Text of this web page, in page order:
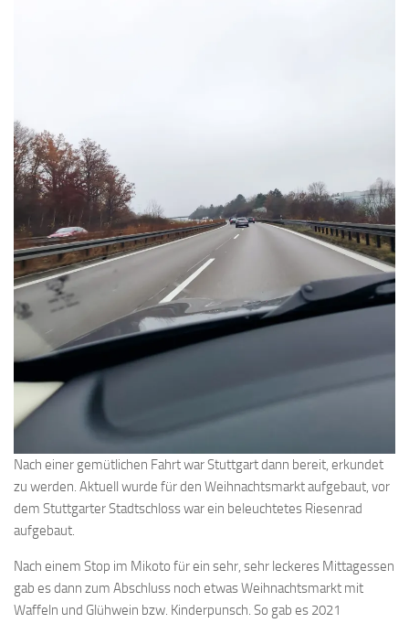
Nach einer gemütlichen Fahrt war Stuttgart dann bereit, erkundet
zu werden. Aktuell wurde für den Weihnachtsmarkt aufgebaut, vor
dem Stuttgarter Stadtschloss war ein beleuchtetes Riesenrad
aufgebaut.
Nach einem Stop im Mikoto für ein sehr, sehr leckeres Mittagessen
gab es dann zum Abschluss noch etwas Weihnachtsmarkt mit
Waffeln und Glühwein bzw. Kinderpunsch. So gab es 2021